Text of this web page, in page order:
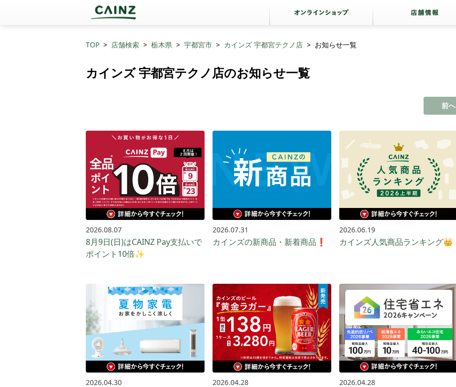
TOP 店舗検索 栃木県 宇都宮市 カインズ 宇都宮テクノ店 お知らせ一覧
カインズ 宇都宮テクノ店のお知らせ一覧
前へ
2026.08.07
8月9日(日)はCAINZ Pay支払いで
ポイント10倍✨
2026.07.31
カインズの新商品・新着商品❗
2026.06.19
カインズ人気商品ランキング👑
2026.04.30 2026.04.28 2026.04.28